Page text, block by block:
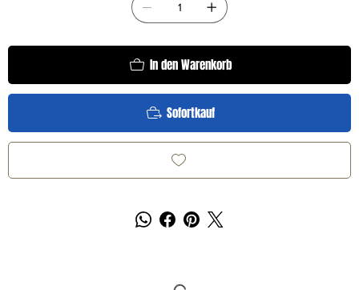
In den Warenkorb
Sofortkauf